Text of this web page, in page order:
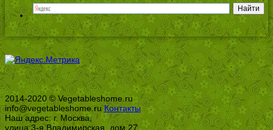
2014-2020 © Vegetableshome.ru
info@vegetableshome.ruКонтакты
Наш адрес: г. Москва,
улица 3-я Владимирская, дом 27